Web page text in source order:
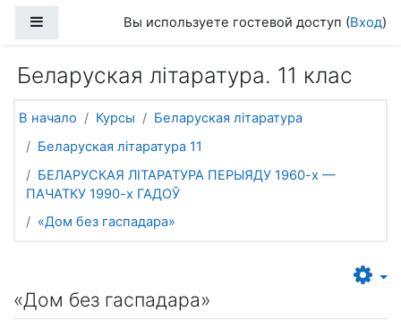
Боковая панельВы используете гостевой доступ (Вход)
Беларуская літаратура. 11 клас
В начало Курсы
Беларуская літаратура
Беларуская літаратура 11
БЕЛАРУСКАЯ ЛІТАРАТУРА ПЕРЫЯДУ 1960-х —
ПАЧАТКУ 1990-х ГАДОЎ
«Дом без гаспадара»
«Дом без гаспадара»